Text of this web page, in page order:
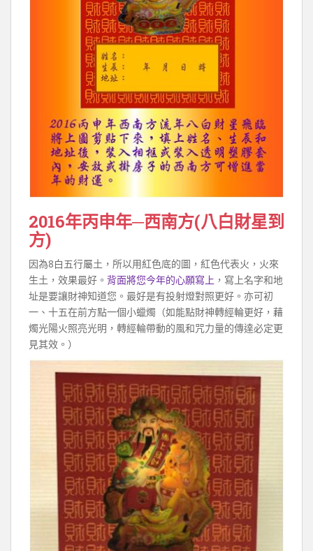
2016年丙申年─西南方(八白財星到
方)
因為8白五行屬土，所以用紅色底的圖，紅色代表火，火來
生土，效果最好。 背面將您今年的心願寫上 ，寫上名字和地
址是要讓財神知道您。最好是有投射燈對照更好。亦可初
一、十五在前方點一個小蠟燭（如能點財神轉經輪更好，藉
燭光陽火照亮光明，轉經輪帶動的風和咒力量的傳達必定更
見其效。）